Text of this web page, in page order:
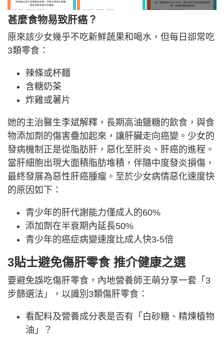
甚麼食物易致肝癌？
原來該少女幾乎不吃新鮮蔬果和喝水，但每日卻常吃
3類零食：
辣條或杯麵
含糖奶茶
炸雞或薯片
她的主治醫生李斌解釋，長期高油鹽糖的飲食，與食
物添加劑的傷害疊加起來，讓肝臟走向癌變。少女的
發病機制正是從脂肪肝，惡化至肝炎、肝癌的進程。
當肝細胞出現大面積脂肪堆積，伴隨中度發炎損傷，
最終發展為惡性肝癌腫瘤。至於少女病情惡化速度快
的原因如下：
青少年的肝代謝能力僅成人的60%
添加劑在半衰期內延長50%
青少年的癌症病變速度比成人快3-5倍
3貼士避免傷肝零食 推介健康之選
要避免誤吃傷肝零食，內地營養師王萌分享一套「3
步篩選法」，以識別3類傷肝零食：
看配料及營養成分表是否有「白砂糖、精煉植物
油」？